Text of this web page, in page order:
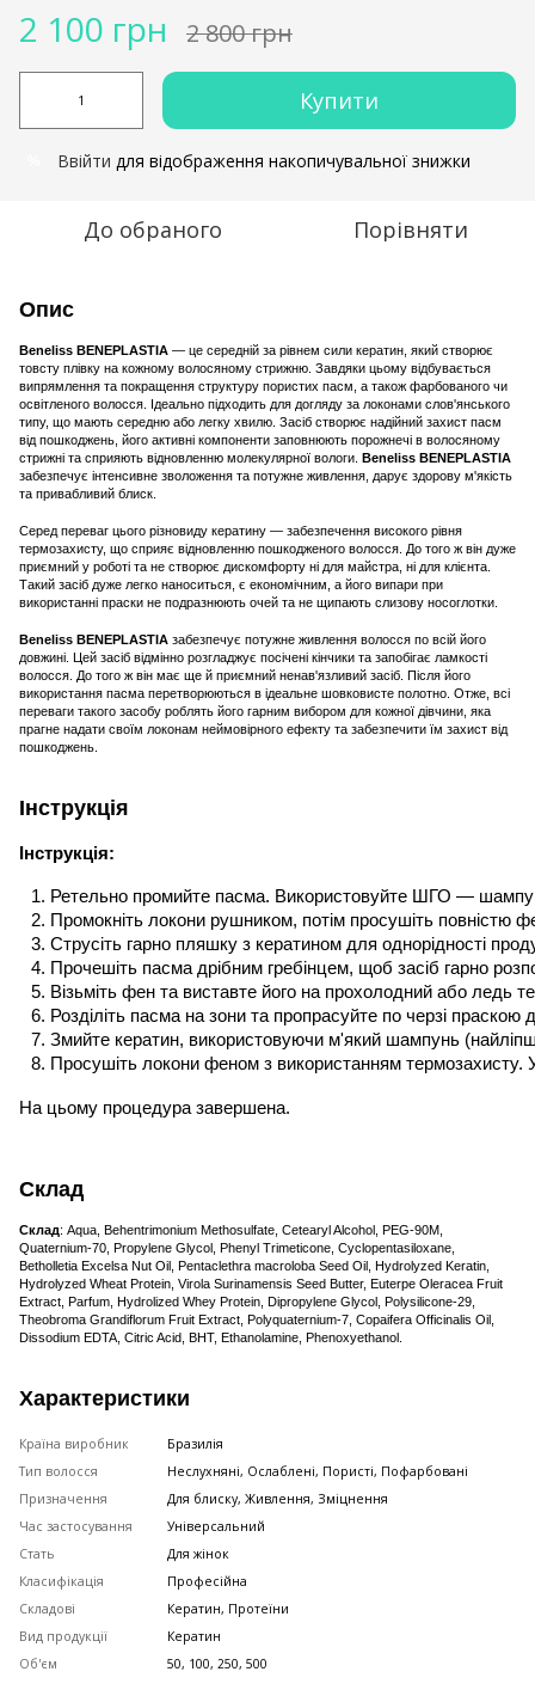
2 100 грн 2 800 грн
Купити
Ввійти для відображення накопичувальної знижки
До обраного Порівняти
Опис
Beneliss BENEPLASTIA — це середній за рівнем сили кератин, який створює
товсту плівку на кожному волосяному стрижню. Завдяки цьому відбувається
випрямлення та покращення структуру пористих пасм, а також фарбованого чи
освітленого волосся. Ідеально підходить для догляду за локонами слов'янського
типу, що мають середню або легку хвилю. Засіб створює надійний захист пасм
від пошкоджень, його активні компоненти заповнюють порожнечі в волосяному
стрижні та сприяють відновленню молекулярної вологи. Beneliss BENEPLASTIA
забезпечує інтенсивне зволоження та потужне живлення, дарує здорову м'якість
та привабливий блиск.
Серед переваг цього різновиду кератину — забезпечення високого рівня
термозахисту, що сприяє відновленню пошкодженого волосся. До того ж він дуже
приємний у роботі та не створює дискомфорту ні для майстра, ні для клієнта.
Такий засіб дуже легко наноситься, є економічним, а його випари при
використанні праски не подразнюють очей та не щипають слизову носоглотки.
Beneliss BENEPLASTIA забезпечує потужне живлення волосся по всій його
довжині. Цей засіб відмінно розгладжує посічені кінчики та запобігає ламкості
волосся. До того ж він має ще й приємний ненав'язливий засіб. Після його
використання пасма перетворюються в ідеальне шовковисте полотно. Отже, всі
переваги такого засобу роблять його гарним вибором для кожної дівчини, яка
прагне надати своїм локонам неймовірного ефекту та забезпечити їм захист від
пошкоджень.
Інструкція
Інструкція:
Ретельно промийте пасма. Використовуйте ШГО —
Промокніть локони рушником, потім просушіть повністю
Струсіть гарно пляшку з кератином для однорідності
Прочешіть пасма дрібним гребінцем, щоб засіб гарно
Візьміть фен та виставте його на прохолодний або ледь
Розділіть пасма на зони та пропрасуйте по черзі
Змийте кератин, використовуючи м'який шампунь
Просушіть локони феном з використанням термозахисту.
На цьому процедура завершена.
Склад
Склад: Aqua, Behentrimonium Methosulfate, Cetearyl Alcohol, PEG-90M,
Quaternium-70, Propylene Glycol, Phenyl Trimeticone, Cyclopentasiloxane,
Betholletia Excelsa Nut Oil, Pentaclethra macroloba Seed Oil, Hydrolyzed Keratin,
Hydrolyzed Wheat Protein, Virola Surinamensis Seed Butter, Euterpe Oleracea Fruit
Extract, Parfum, Hydrolized Whey Protein, Dipropylene Glycol, Polysilicone-29,
Theobroma Grandiflorum Fruit Extract, Polyquaternium-7, Copaifera Officinalis Oil,
Dissodium EDTA, Citric Acid, BHT, Ethanolamine, Phenoxyethanol.
Характеристики
Країна виробник
Бразилія
Тип волосся
Неслухняні, Ослаблені, Пористі, Пофарбовані
Призначення
Для блиску, Живлення, Зміцнення
Час застосування
Універсальний
Стать
Для жінок
Класифікація
Професійна
Складові
Кератин, Протеїни
Вид продукції
Кератин
Об'єм
50, 100, 250, 500